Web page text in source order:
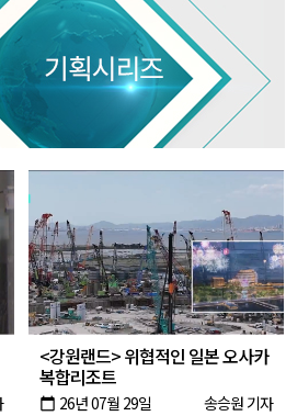
2026년 08월 06일(목)
2026년 08월 06일(목)
2026년 08월 06일(목)
2026년 08월 06일(목)
2026년 08월 06일(목)
2026년 08월 06일(목)
2026년 08월 06일(목)
2026년 08월 06일(목)
2026년 08월 06일(목)
2026년 08월 06일(목)
2026년 08월 06일(목)
<강원랜드> 위협적인 일본 오사카
복합리조트
calendar_today 26년 07월 29일 송승원 기자